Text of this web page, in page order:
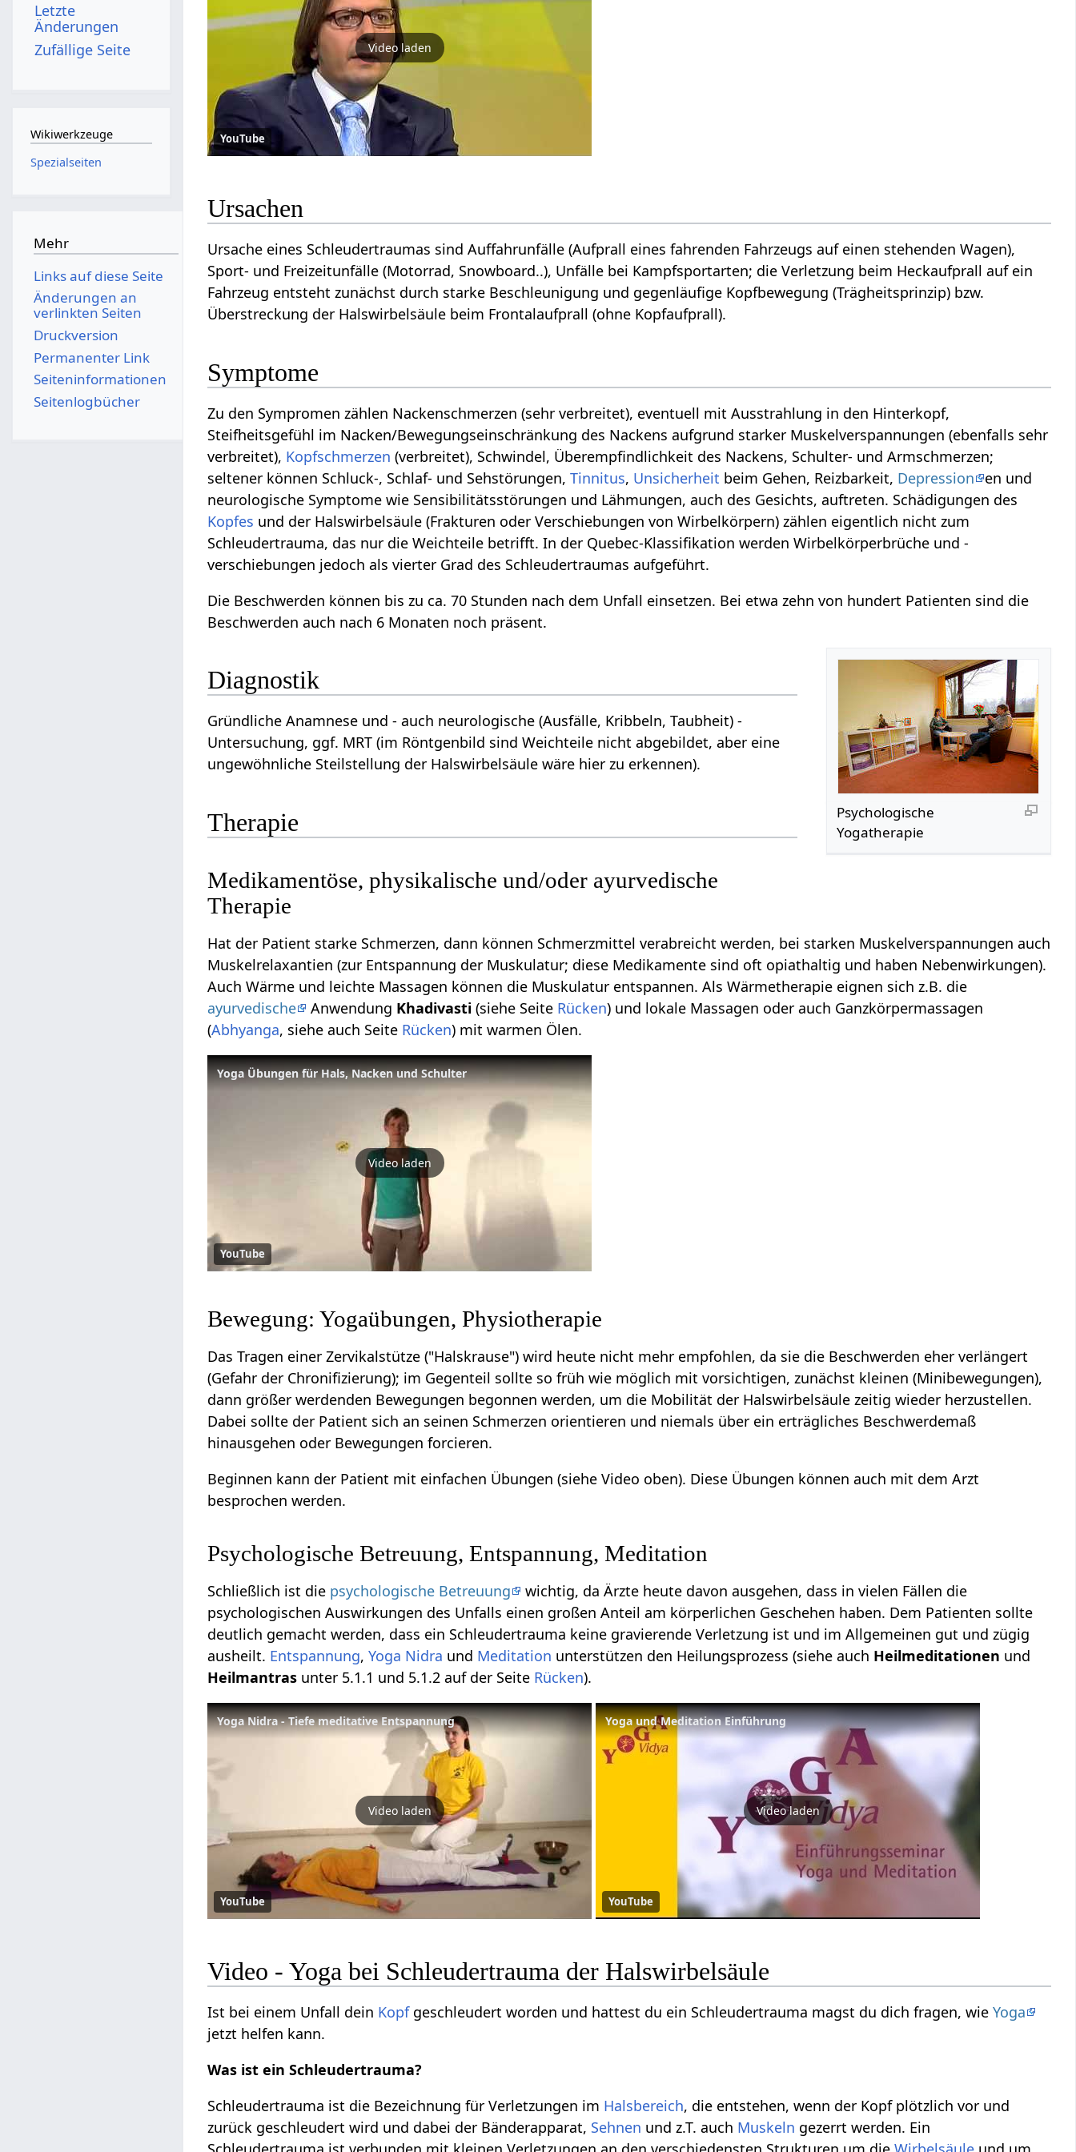
Video laden
YouTube
Ursachen
Ursache eines Schleudertraumas sind Auffahrunfälle (Aufprall eines fahrenden Fahrzeugs auf einen stehenden Wagen),
Sport- und Freizeitunfälle (Motorrad, Snowboard..), Unfälle bei Kampfsportarten; die Verletzung beim Heckaufprall auf ein
Fahrzeug entsteht zunächst durch starke Beschleunigung und gegenläufige Kopfbewegung (Trägheitsprinzip) bzw.
Überstreckung der Halswirbelsäule beim Frontalaufprall (ohne Kopfaufprall).
Symptome
Zu den Sympromen zählen Nackenschmerzen (sehr verbreitet), eventuell mit Ausstrahlung in den Hinterkopf,
Steifheitsgefühl im Nacken/Bewegungseinschränkung des Nackens aufgrund starker Muskelverspannungen (ebenfalls sehr
verbreitet), Kopfschmerzen (verbreitet), Schwindel, Überempfindlichkeit des Nackens, Schulter- und Armschmerzen;
seltener können Schluck-, Schlaf- und Sehstörungen,Tinnitus, Unsicherheit beim Gehen, Reizbarkeit, Depression
en und
neurologische Symptome wie Sensibilitätsstörungen und Lähmungen, auch des Gesichts, auftreten. Schädigungen des
Kopfes und der Halswirbelsäule (Frakturen oder Verschiebungen von Wirbelkörpern) zählen eigentlich nicht zum
Schleudertrauma, das nur die Weichteile betrifft. In der Quebec-Klassifikation werden Wirbelkörperbrüche und -
verschiebungen jedoch als vierter Grad des Schleudertraumas aufgeführt.
Die Beschwerden können bis zu ca. 70 Stunden nach dem Unfall einsetzen. Bei etwa zehn von hundert Patienten sind die
Beschwerden auch nach 6 Monaten noch präsent.
Psychologische
Yogatherapie
Diagnostik
Gründliche Anamnese und - auch neurologische (Ausfälle, Kribbeln, Taubheit) -
Untersuchung, ggf. MRT (im Röntgenbild sind Weichteile nicht abgebildet, aber eine
ungewöhnliche Steilstellung der Halswirbelsäule wäre hier zu erkennen).
Therapie
Medikamentöse, physikalische und/oder ayurvedische
Therapie
Hat der Patient starke Schmerzen, dann können Schmerzmittel verabreicht werden, bei starken Muskelverspannungen auch
Muskelrelaxantien (zur Entspannung der Muskulatur; diese Medikamente sind oft opiathaltig und haben Nebenwirkungen).
Auch Wärme und leichte Massagen können die Muskulatur entspannen. Als Wärmetherapie eignen sich z.B. die
ayurvedische
Anwendung Khadivasti (siehe Seite Rücken) und lokale Massagen oder auch Ganzkörpermassagen
(Abhyanga, siehe auch Seite Rücken) mit warmen Ölen.
Yoga Übungen für Hals, Nacken und Schulter
Video laden
YouTube
Bewegung: Yogaübungen, Physiotherapie
Das Tragen einer Zervikalstütze ("Halskrause") wird heute nicht mehr empfohlen, da sie die Beschwerden eher verlängert
(Gefahr der Chronifizierung); im Gegenteil sollte so früh wie möglich mit vorsichtigen, zunächst kleinen (Minibewegungen),
dann größer werdenden Bewegungen begonnen werden, um die Mobilität der Halswirbelsäule zeitig wieder herzustellen.
Dabei sollte der Patient sich an seinen Schmerzen orientieren und niemals über ein erträgliches Beschwerdemaß
hinausgehen oder Bewegungen forcieren.
Beginnen kann der Patient mit einfachen Übungen (siehe Video oben). Diese Übungen können auch mit dem Arzt
besprochen werden.
Psychologische Betreuung, Entspannung, Meditation
Schließlich ist die psychologische Betreuung
wichtig, da Ärzte heute davon ausgehen, dass in vielen Fällen die
psychologischen Auswirkungen des Unfalls einen großen Anteil am körperlichen Geschehen haben. Dem Patienten sollte
deutlich gemacht werden, dass ein Schleudertrauma keine gravierende Verletzung ist und im Allgemeinen gut und zügig
ausheilt. Entspannung,Yoga Nidra und Meditation unterstützen den Heilungsprozess (siehe auch Heilmeditationen und
Heilmantras unter 5.1.1 und 5.1.2 auf der Seite Rücken).
Yoga Nidra - Tiefe meditative Entspannung
Video laden
YouTube
Yoga und Meditation Einführung
Video laden
YouTube
Video - Yoga bei Schleudertrauma der Halswirbelsäule
Ist bei einem Unfall dein Kopfgeschleudert worden und hattest du ein Schleudertrauma magst du dich fragen, wieYoga
jetzt helfen kann.
Was ist ein Schleudertrauma?
Schleudertrauma ist die Bezeichnung für Verletzungen im Halsbereich, die entstehen, wenn der Kopf plötzlich vor und
zurück geschleudert wird und dabei der Bänderapparat, Sehnen und z.T. auch Muskeln gezerrt werden. Ein
Letzte
Änderungen
Zufällige Seite
Wikiwerkzeuge
Spezialseiten
Mehr
Links auf diese Seite
Änderungen an
verlinkten Seiten
Druckversion
Permanenter Link
Seiten­­informationen
Seitenlogbücher